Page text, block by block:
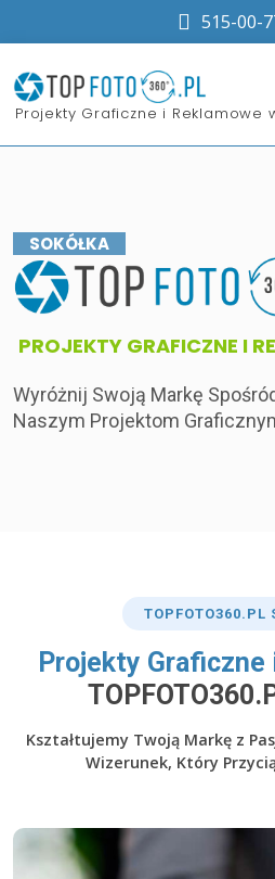
515-00-
​Projekty Graficzne i Reklamowe
SOKÓŁKA
​PROJEKTY GRAFICZNE I
Wyróżnij Swoją Markę
Naszym Projektom
TOP FOTO360.PL
​Projekty Graficzne
Kształtujemy Twoją Markę z
Wizerunek, Który